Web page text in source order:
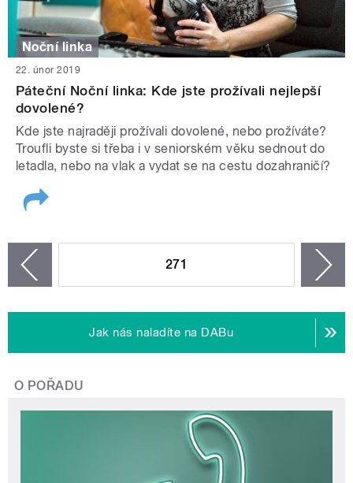
Noční linka
22. únor 2019
Páteční Noční linka: Kde jste prožívali nejlepší
dovolené?
Kde jste najraději prožívali dovolené, nebo prožíváte?
Troufli byste si třeba i v seniorském věku sednout do
letadla, nebo na vlak a vydat se na cestu dozahraničí?
271
Jak nás naladíte na DABu
O POŘADU